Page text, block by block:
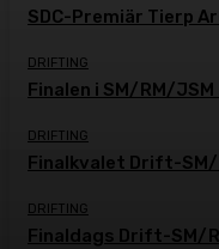
SDC-Premiär Tierp
DRIFTING
Finalen i SM/RM/
DRIFTING
Finalkvalet Drift-SM/
DRIFTING
Finaldags Drift-SM/